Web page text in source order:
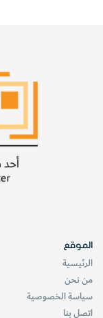
الموقع
الرئيسية
من نحن
سياسة الخصوصية
اتصل بنا